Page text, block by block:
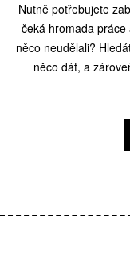
Nutně potřebujete
čeká hromada
něco neudělali?
něco dát, a